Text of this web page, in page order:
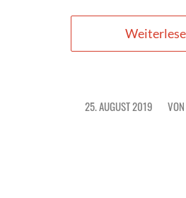
25. AUGUST 2019
/ VON